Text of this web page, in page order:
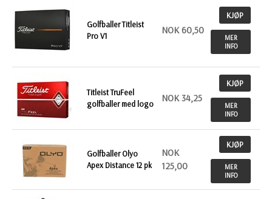
Golfballer Titleist
Pro V1
NOK 60,50
KJØP
MER
INFO
Titleist TruFeel
golfballer med logo
NOK 34,25
KJØP
MER
INFO
Golfballer Olyo
Apex Distance 12 pk
NOK
125,00
KJØP
MER
INFO